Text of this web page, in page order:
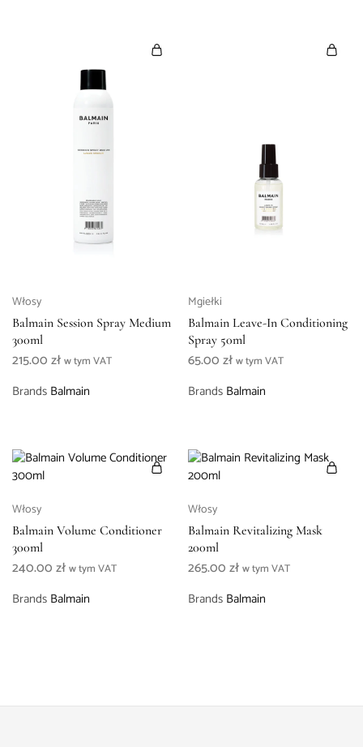
Włosy
Balmain Session Spray Medium
300ml
215.00złw tym VAT
Brands Balmain
Mgiełki
Balmain Leave-In Conditioning
Spray 50ml
65.00zł w tym VAT
Brands Balmain
Włosy
Balmain Volume Conditioner
300ml
240.00złw tym VAT
Brands Balmain
Włosy
Balmain Revitalizing Mask
200ml
265.00zł w tym VAT
Brands Balmain